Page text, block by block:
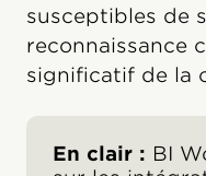
susceptibles de
reconnaissance
significatif de la
En clair : BI